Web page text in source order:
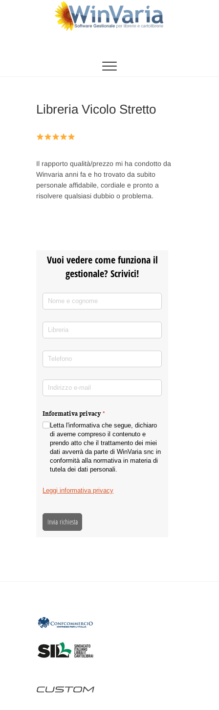
Libreria Vicolo Stretto
Il rapporto qualità/prezzo mi ha condotto da
Winvaria anni fa e ho trovato da subito
personale affidabile, cordiale e pronto a
risolvere qualsiasi dubbio o problema.
Vuoi vedere come funziona il
gestionale? Scrivici!
Nome e cognome
Libreria
Telefono
Indirizzo e-mail(richiesto)
Informativa privacy*
(richiesto)
Letta l'informativa che segue, dichiaro
di averne compreso il contenuto e
prendo atto che il trattamento dei miei
dati avverrà da parte di WinVaria snc in
conformità alla normativa in materia di
tutela dei dati personali.
Leggi informativa privacy
Invia richiesta